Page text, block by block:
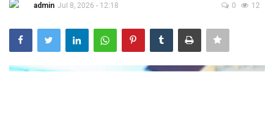
Экономика
admin Jul 8, 2026 - 12:18 0 12